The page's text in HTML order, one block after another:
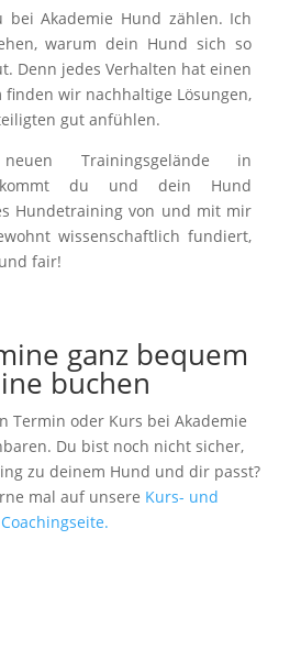
Akademie Hund zählen. Ich
warum dein Hund sich so
Denn jedes Verhalten hat einen
finden wir nachhaltige Lösungen,
gut anfühlen.
Trainingsgelände in
du und dein Hund
Hundetraining von und mit mir
wissenschaftlich fundiert,
fair!
ganz bequem
buchen
Termin oder Kurs bei Akademie
Du bist noch nicht sicher,
zu deinem Hund und dir passt?
mal auf unsere Kurs- und
Coachingseite.